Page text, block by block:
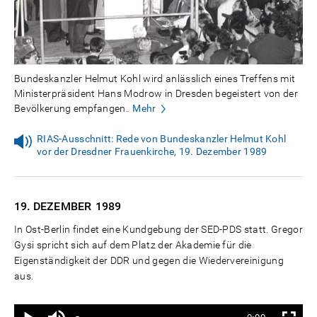
Bundeskanzler Helmut Kohl wird anlässlich eines Treffens mit
Ministerpräsident Hans Modrow in Dresden begeistert von der
Bevölkerung empfangen. Mehr
RIAS-Ausschnitt: Rede von Bundeskanzler Helmut Kohl
vor der Dresdner Frauenkirche, 19. Dezember 1989
19. DEZEMBER 1989
In Ost-Berlin findet eine Kundgebung der SED-PDS statt. Gregor
Gysi spricht sich auf dem Platz der Akademie für die
Eigenständigkeit der DDR und gegen die Wiedervereinigung
aus.
Ton